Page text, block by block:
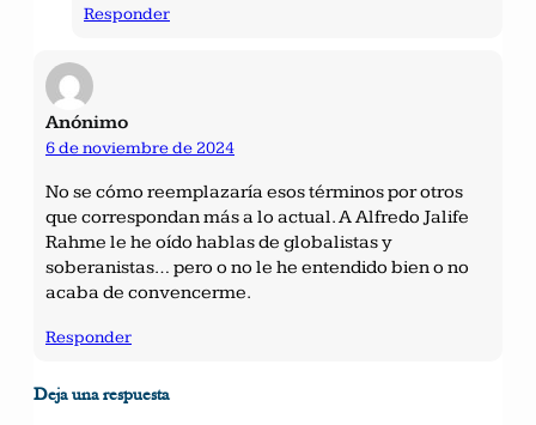
Responder
Anónimo
6 de noviembre de 2024
No se cómo reemplazaría esos términos por otros
que correspondan más a lo actual. A Alfredo Jalife
Rahme le he oído hablas de globalistas y
soberanistas… pero o no le he entendido bien o no
acaba de convencerme.
Responder
Deja una respuesta